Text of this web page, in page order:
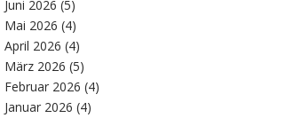
Juni 2026 (5)
Mai 2026 (4)
April 2026 (4)
März 2026 (5)
Februar 2026 (4)
Januar 2026 (4)